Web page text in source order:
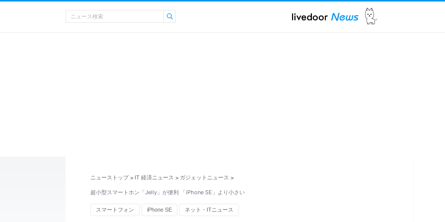
ニューストップ > IT 経済ニュース > ガジェットニュース >
超小型スマートホン「Jelly」が便利 「iPhone SE」より小さい
スマートフォン iPhone SE ネット・ITニュース